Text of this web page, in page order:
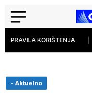
PRAVILA KORIŠTENJA
- Aktuelno